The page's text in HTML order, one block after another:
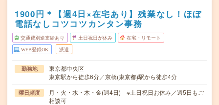
1900円＊【週4日×在宅あり】残業なし！ほぼ
電話なしコツコツカンタン事務
交通費別途支給あり 土日祝日が休み 在宅・リモート
WEB登録OK 派遣
勤務地
東京都中央区
東京駅から徒歩6分／京橋(東京都)駅から徒歩4分
曜日頻度
月・火・水・木・金(週4日) ※土日祝日お休み／週5日もご
相談可